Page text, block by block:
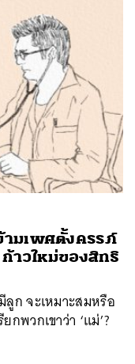
ามเพศตั้งครรภ์
าวใหม่ของสิทธิ
ก จะเหมาะสมหรือ
พวกเขาว่า ‘แม่’?